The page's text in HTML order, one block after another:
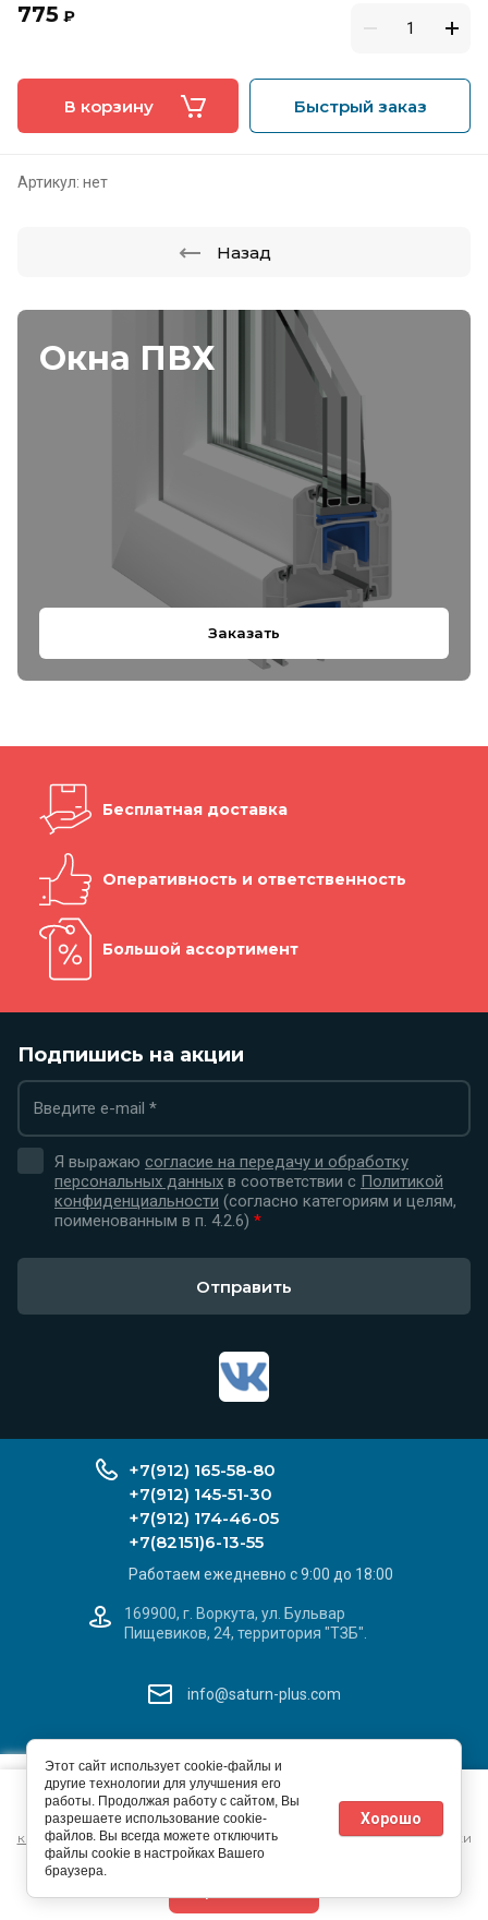
Окна ПВХ
Заказать
775 ₽
В корзину Быстрый заказ
Артикул: нет
Назад
Бесплатная доставка
Оперативность и ответственность
Большой ассортимент
Подпишись на акции
Я выражаю согласие на передачу и обработку
персональных данных в соответствии с Политикой
конфиденциальности (согласно категориям и целям,
поименованным в п. 4.2.6) *
Отправить
© 2026 ИП Ивашев С. Л.
Политика конфиденциальности
+7(912) 165-58-80
+7(912) 145-51-30
+7(912) 174-46-05
+7(82151)6-13-55
Работаем ежедневно с 9:00 до 18:00
169900, г. Воркута, ул. Бульвар
Пищевиков, 24, территория "ТЗБ".
info@saturn-plus.com
Добавьте наш сайт
на Ваше устройство
Этот сайт использует файлы cookie и метаданные. Продолжая
просматривать его, вы соглашаетесь на использование нами
файлов cookie и метаданных в соответствии сПолитикой
конфиденциальности(согласно категориям и целям обработки
ПД, поименованным в п. 4.3)
Этот сайт использует cookie-файлы и
другие технологии для улучшения его
работы. Продолжая работу с сайтом, Вы
разрешаете использование cookie-
файлов. Вы всегда можете отключить
файлы cookie в настройках Вашего
браузера.
Хорошо